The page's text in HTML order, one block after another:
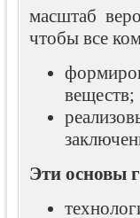
масштаб
чтобы все
веществ;
Эти основы